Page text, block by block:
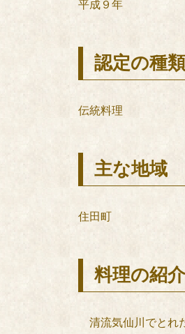
平成９年
認定の種類
伝統料理
主な地域
住田町
料理の紹介
清流気仙川でとれ